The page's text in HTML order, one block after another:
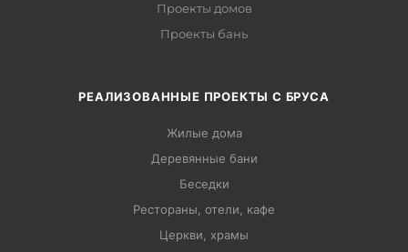
Проекты домов
Проекты бань
РЕАЛИЗОВАННЫЕ ПРОЕКТЫ С БРУСА
Жилые дома
Деревянные бани
Беседки
Рестораны, отели, кафе
Церкви, храмы